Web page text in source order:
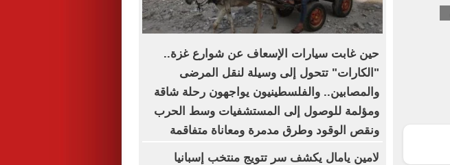
حين غابت سيارات الإسعاف عن شوارع غزة..
"الكارات" تتحول إلى وسيلة لنقل المرضى
والمصابين.. والفلسطينيون يواجهون رحلة شاقة
ومؤلمة للوصول إلى المستشفيات وسط الحرب
ونقص الوقود وطرق مدمرة ومعاناة متفاقمة
لامين يامال يكشف سر تتويج منتخب إسبانيا